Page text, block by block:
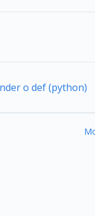
o def (python)